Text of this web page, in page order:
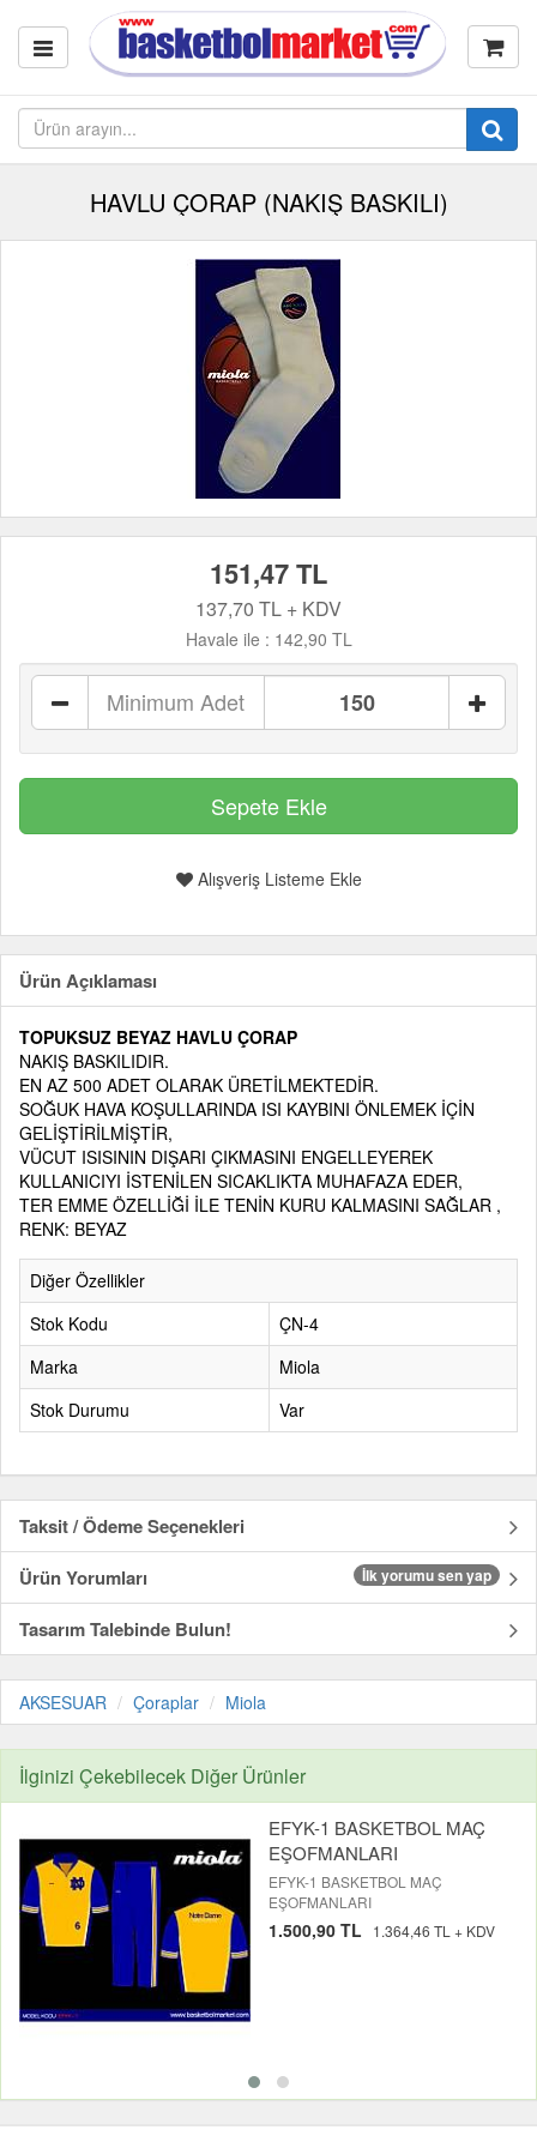
HAVLU ÇORAP (NAKIŞ BASKILI)
151,47 TL
137,70 TL + KDV
Havale ile : 142,90 TL
Minimum Adet
Alışveriş Listeme Ekle
Ürün Açıklaması
TOPUKSUZ BEYAZ HAVLU ÇORAP
NAKIŞ BASKILIDIR.
EN AZ 500 ADET OLARAK ÜRETİLMEKTEDİR.
SOĞUK HAVA KOŞULLARINDA ISI KAYBINI ÖNLEMEK İÇİN
GELİŞTİRİLMİŞTİR,
VÜCUT ISISININ DIŞARI ÇIKMASINI ENGELLEYEREK
KULLANICIYI İSTENİLEN SICAKLIKTA MUHAFAZA EDER,
TER EMME ÖZELLİĞİ İLE TENİN KURU KALMASINI SAĞLAR ,
RENK: BEYAZ
Diğer Özellikler
Stok Kodu
ÇN-4
Marka
Miola
Stok Durumu
Var
Taksit / Ödeme Seçenekleri
Ürün Yorumları
İlk yorumu sen yap
Tasarım Talebinde Bulun!
AKSESUAR Çoraplar Miola
İlginizi Çekebilecek Diğer Ürünler
EFYK-1 BASKETBOL MAÇ
EŞOFMANLARI
EFYK-1 BASKETBOL MAÇ
EŞOFMANLARI
1.500,90 TL 1.364,46 TL + KDV